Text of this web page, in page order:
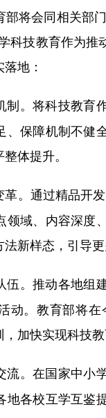
会同相关部门
科技教育作为
地：
制。将科技教育
、保障机制不健
体提升。
。 通过精品开
领域、内容深度
新样态，引导
伍。推动各地组
动。教育部将
加快实现科技
流。在国家中小
地各校互学互鉴